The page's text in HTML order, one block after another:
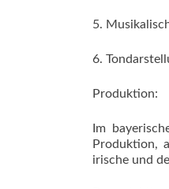
5.
6.
Produktion:
Im
Produktion,
irische und